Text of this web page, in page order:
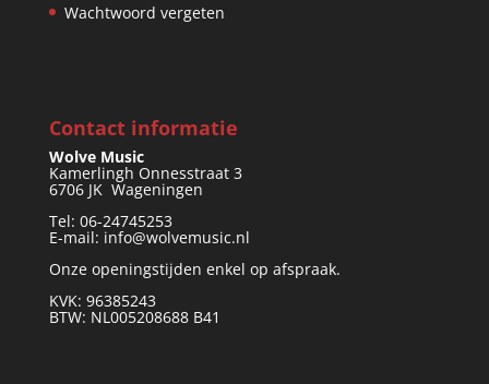
Wachtwoord vergeten
Contact informatie
Wolve Music
Kamerlingh Onnesstraat 3
6706 JK Wageningen
Tel: 06-24745253
E-mail: info@wolvemusic.nl
Onze openingstijden enkel op afspraak.
KVK: 96385243
BTW: NL005208688 B41